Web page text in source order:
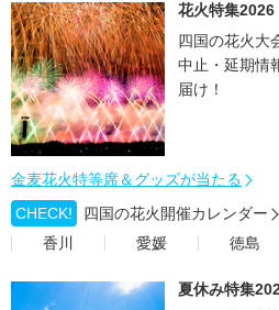
花火特集2026
四国の花火大
中止・延期情
届け！
金麦花火特等席＆グッズが当たる
CHECK!
四国の花火開催カレンダー
香川
愛媛 徳島
夏休み特集